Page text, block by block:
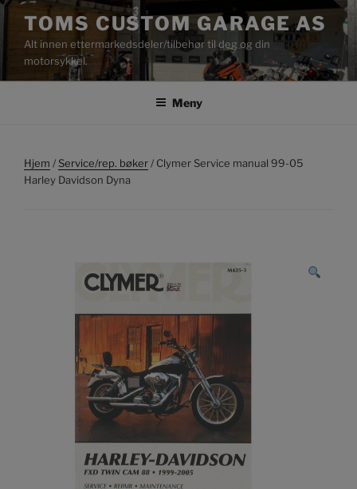
Gå
innhold
TOMS CUSTOM GARAGE AS
Alt innen ettermarkedsdeler/tilbehør til deg og din
motorsykkel.
Meny
Hjem / Service/rep. bøker / Clymer Service manual 99-05
Harley Davidson Dyna